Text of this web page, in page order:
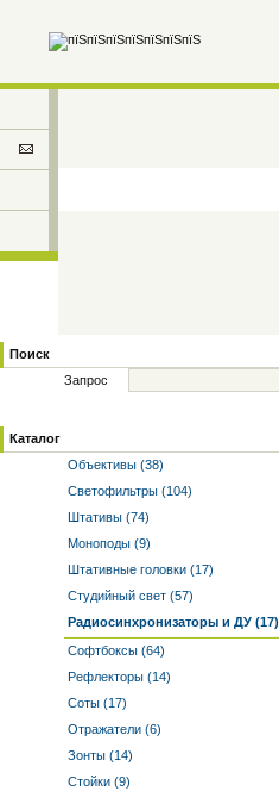
Поиск
Запрос
Каталог
Объективы (38)
Светофильтры (104)
Штативы (74)
Моноподы (9)
Штативные головки (17)
Студийный свет (57)
Радиосинхронизаторы и ДУ (17)
Софтбоксы (64)
Рефлекторы (14)
Соты (17)
Отражатели (6)
Зонты (14)
Стойки (9)